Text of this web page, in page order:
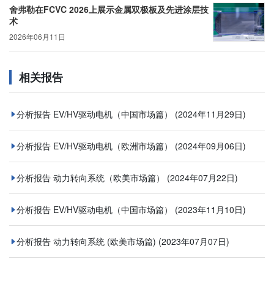
舍弗勒在FCVC 2026上展示金属双极板及先进涂层技
术
2026年06月11日
相关报告
分析报告 EV/HV驱动电机（中国市场篇） (2024年11月29日)
分析报告 EV/HV驱动电机（欧洲市场篇） (2024年09月06日)
分析报告 动力转向系统（欧美市场篇） (2024年07月22日)
分析报告 EV/HV驱动电机（中国市场篇） (2023年11月10日)
分析报告 动力转向系统 (欧美市场篇) (2023年07月07日)